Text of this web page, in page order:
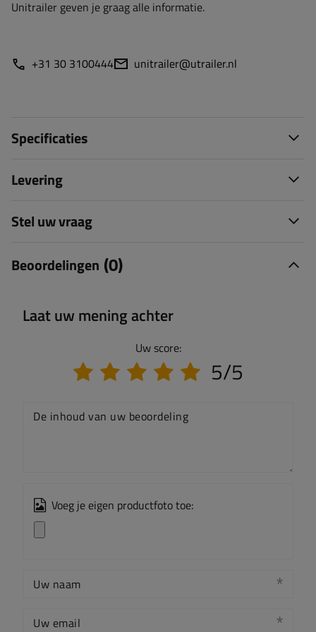
Unitrailer geven je graag alle informatie.
+31 30 3100444 unitrailer@utrailer.nl
Specificaties
Levering
Stel uw vraag
Beoordelingen (0)
Laat uw mening achter
Uw score:
5/5
De inhoud van uw beoordeling
Voeg je eigen productfoto toe:
Uw naam
Uw email